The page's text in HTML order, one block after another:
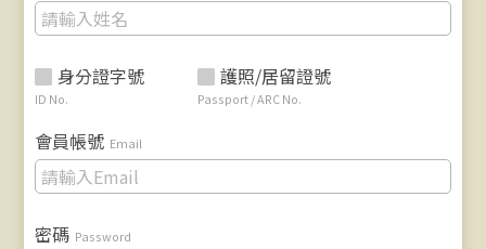
身分證字號
ID No.
護照/居留證號
Passport / ARC No.
會員帳號 Email
密碼 Password